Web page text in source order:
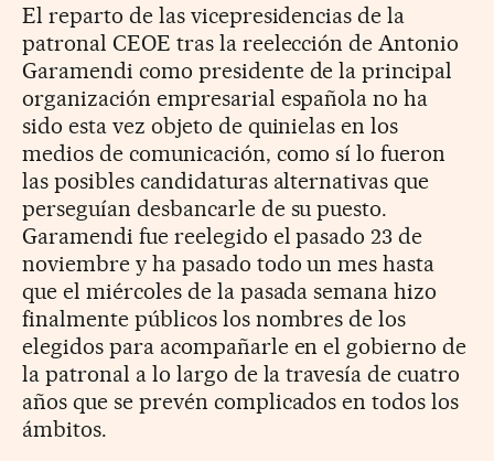
El reparto de las vicepresidencias de la
patronal CEOE tras la reelección de Antonio
Garamendi como presidente de la principal
organización empresarial española no ha
sido esta vez objeto de quinielas en los
medios de comunicación, como sí lo fueron
las posibles candidaturas alternativas que
perseguían desbancarle de su puesto.
Garamendi fue reelegido el pasado 23 de
noviembre y ha pasado todo un mes hasta
que el miércoles de la pasada semana hizo
finalmente públicos los nombres de los
elegidos para acompañarle en el gobierno de
la patronal a lo largo de la travesía de cuatro
años que se prevén complicados en todos los
ámbitos.